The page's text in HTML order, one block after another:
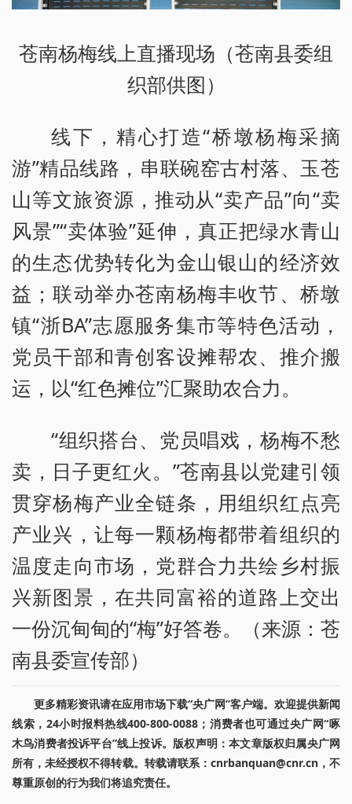
苍南杨梅线上直播现场（苍南县委组
织部供图）
线下，精心打造“桥墩杨梅采摘
游”精品线路，串联碗窑古村落、玉苍
山等文旅资源，推动从“卖产品”向“卖
风景”“卖体验”延伸，真正把绿水青山
的生态优势转化为金山银山的经济效
益；联动举办苍南杨梅丰收节、桥墩
镇“浙BA”志愿服务集市等特色活动，
党员干部和青创客设摊帮农、推介搬
运，以“红色摊位”汇聚助农合力。
“组织搭台、党员唱戏，杨梅不愁
卖，日子更红火。”苍南县以党建引领
贯穿杨梅产业全链条，用组织红点亮
产业兴，让每一颗杨梅都带着组织的
温度走向市场，党群合力共绘乡村振
兴新图景，在共同富裕的道路上交出
一份沉甸甸的“梅”好答卷。（来源：苍
南县委宣传部）
更多精彩资讯请在应用市场下载“央广网”客户端。欢迎提供新闻
线索，24小时报料热线400-800-0088；消费者也可通过央广网“啄
木鸟消费者投诉平台”线上投诉。版权声明：本文章版权归属央广网
所有，未经授权不得转载。转载请联系：cnrbanquan@cnr.cn，不
尊重原创的行为我们将追究责任。